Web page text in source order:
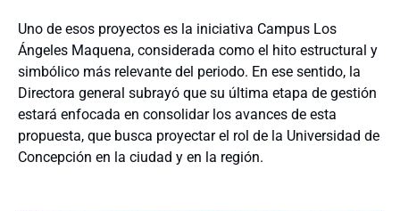
Uno de esos proyectos es la iniciativa Campus Los
Ángeles Maquena, considerada como el hito estructural y
simbólico más relevante del periodo. En ese sentido, la
Directora general subrayó que su última etapa de gestión
estará enfocada en consolidar los avances de esta
propuesta, que busca proyectar el rol de la Universidad de
Concepción en la ciudad y en la región.